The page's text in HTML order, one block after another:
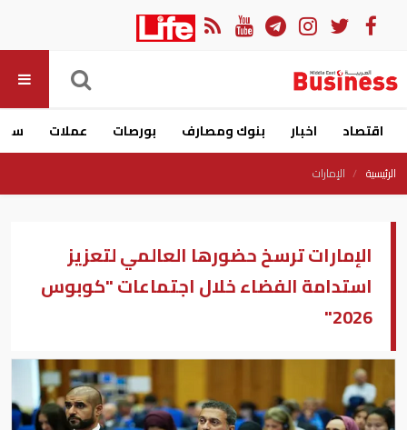
اقتصاد اخبار بنوك ومصارف بورصات عملات
الرئيسية الإمارات
الإمارات ترسخ حضورها العالمي لتعزيز
استدامة الفضاء خلال اجتماعات "كوبوس
2026"